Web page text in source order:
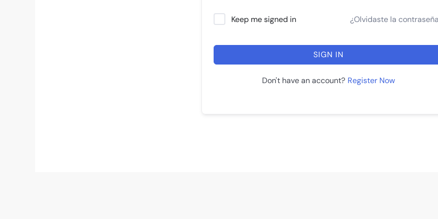
Keep me signed in ¿Olvidaste la
SIGN IN
Don't have an account? Register Now